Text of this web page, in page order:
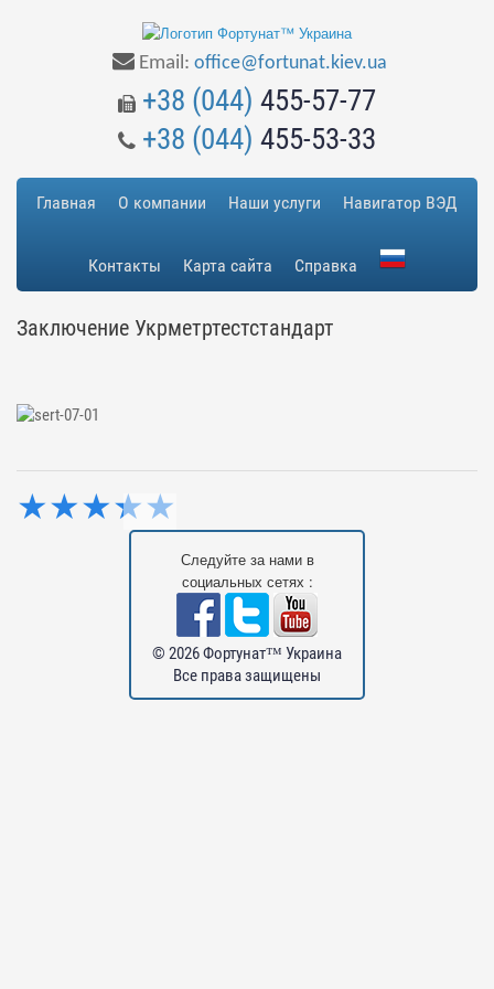
Email: office@fortunat.kiev.ua
+38 (044) 455-57-77
+38 (044) 455-53-33
Главная О компании Наши услуги Навигатор ВЭД
Контакты Карта сайта Справка
Заключение Укрметртестстандарт
★★★★★
Следуйте за нами в
социальных сетях :
© 2026 Фортунат™ Украина
Все права защищены